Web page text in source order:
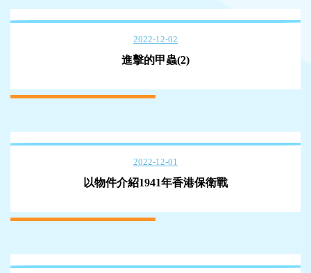
2022-12-02
進擊的甲蟲(2)
2022-12-01
以物件介紹1941年香港保衛戰